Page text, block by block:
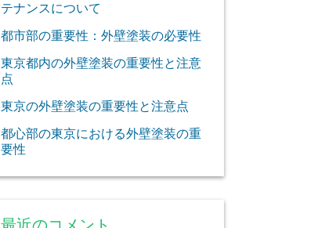
テナンスについて
都市部の重要性：外壁塗装の必要性
東京都内の外壁塗装の重要性と注意
点
東京の外壁塗装の重要性と注意点
都心部の東京における外壁塗装の重
要性